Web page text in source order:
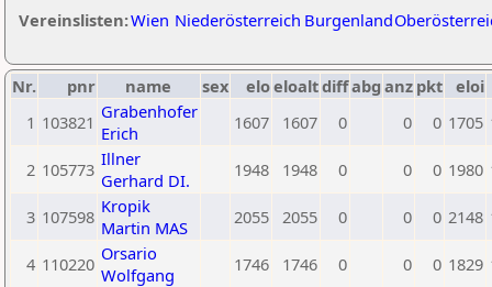
Vereinslisten:Wien Niederösterreich Burgenland
Nr. pnr name sex eloeloaltdiffabg anz pkt eloi
1 103821 Grabenhofer
Erich
1607 1607 0 0 0 1705
2 105773 Illner
Gerhard DI.
1948 1948 0 0 0 1980
3 107598 Kropik
Martin MAS
2055 2055 0 0 0 2148
4 110220 Orsario
Wolfgang
1746 1746 0 0 0 1829